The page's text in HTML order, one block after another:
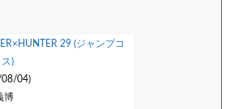
29 (ジャンプコ
ス)
04)
博